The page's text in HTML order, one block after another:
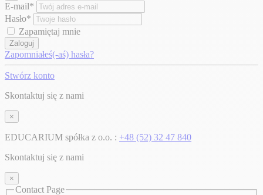
E-mail*
Hasło*
Zapamiętaj mnie
Zaloguj
Zapomniałeś(-aś) hasła?
Stwórz konto
Skontaktuj się z nami
×
EDUCARIUM spółka z o.o. : +48 (52) 32 47 840
Skontaktuj się z nami
×
Contact Page